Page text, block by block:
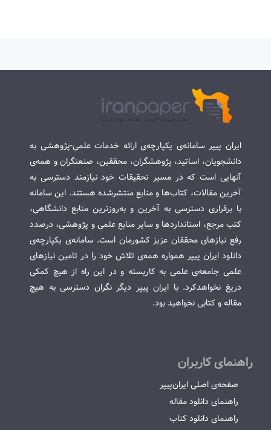
ایران پیپر سامانه‌ی یکپارچه‌ی ارائه خدمات علمی-پژوهشی به
دانشجویان، اساتید، پژوهشگران، محققین، صنعتگران و همه‌ی
آنهایی است که در مسیر تحقیقات خود نیازمند دسترسی به
آخرین مقالات، کتاب‌ها و منابع منتشرشده هستند. این سامانه
با برقراری دسترسی به آخرین و به‌روزترین منابع دانشگاهی،
کتب مرجع، استانداردها و سایر منابع علمی و پژوهشی، درصدد
رفع نیازهای محققان عزیز کشورمان است. سامانه‌ی یکپارچه‌ی
دانلود ایران پیپر همواره همه‌ی تلاش خود را در تامین نیازهای
علمی جامعه‌ی علمی به کاربسته و در این راه از هیچ کمکی
دریغ نخواهدکرد. با ایران پیپر دیگر نگران دسترسی به هیچ
مقاله و کتابی نخواهید بود.
راهنمای کاربران
صفحه‌ی اصلی ایران‌پیپر
راهنمای دانلود مقاله
راهنمای دانلود کتاب